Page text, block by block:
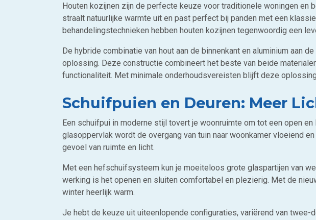
Houten kozijnen zijn de perfecte keuze voor traditionele woningen en
straalt natuurlijke warmte uit en past perfect bij panden met een
behandelingstechnieken hebben houten kozijnen tegenwoordig een
De hybride combinatie van hout aan de binnenkant en aluminium aan
oplossing. Deze constructie combineert het beste van beide
functionaliteit. Met minimale onderhoudsvereisten blijft deze
Schuifpuien en Deuren: Meer
Een schuifpui in moderne stijl tovert je woonruimte om tot een open
glasoppervlak wordt de overgang van tuin naar woonkamer vloeiend
gevoel van ruimte en licht.
Met een hefschuifsysteem kun je moeiteloos grote glaspartijen van
werking is het openen en sluiten comfortabel en plezierig. Met de
winter heerlijk warm.
Je hebt de keuze uit uiteenlopende configuraties, variërend van